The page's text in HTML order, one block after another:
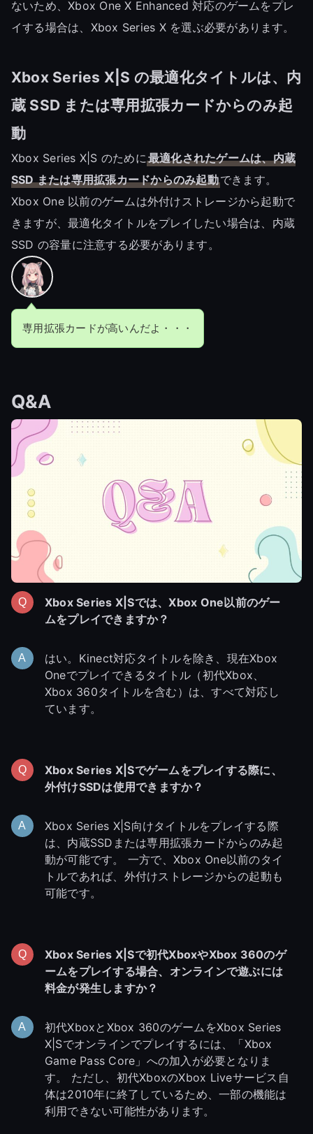
ないため、Xbox One X Enhanced 対応のゲームをプレ
イする場合は、Xbox Series X を選ぶ必要があります。
Xbox Series X|S の最適化タイトルは、内
蔵 SSD または専用拡張カードからのみ起
動
Xbox Series X|S のために最適化されたゲームは、内蔵
SSD または専用拡張カードからのみ起動できます。
Xbox One 以前のゲームは外付けストレージから起動で
きますが、最適化タイトルをプレイしたい場合は、内蔵
SSD の容量に注意する必要があります。
専用拡張カードが高いんだよ・・・
Q&A
Xbox Series X|Sでは、Xbox One以前のゲー
ムをプレイできますか？
はい。Kinect対応タイトルを除き、現在Xbox
Oneでプレイできるタイトル（初代Xbox、
Xbox 360タイトルを含む）は、すべて対応し
ています。
Xbox Series X|Sでゲームをプレイする際に、
外付けSSDは使用できますか？
Xbox Series X|S向けタイトルをプレイする際
は、内蔵SSDまたは専用拡張カードからのみ起
動が可能です。 一方で、Xbox One以前のタイ
トルであれば、外付けストレージからの起動も
可能です。
Xbox Series X|Sで初代XboxやXbox 360のゲ
ームをプレイする場合、オンラインで遊ぶには
料金が発生しますか？
初代XboxとXbox 360のゲームをXbox Series
X|Sでオンラインでプレイするには、「Xbox
Game Pass Core」への加入が必要となりま
す。 ただし、初代XboxのXbox Liveサービス自
体は2010年に終了しているため、一部の機能は
利用できない可能性があります。